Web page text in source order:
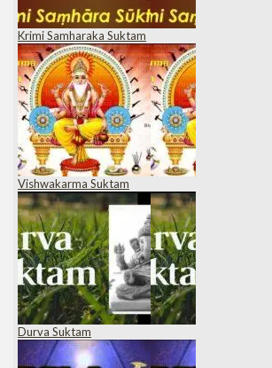
Krimi Samharaka Suktam
Vishwakarma Suktam
Durva Suktam